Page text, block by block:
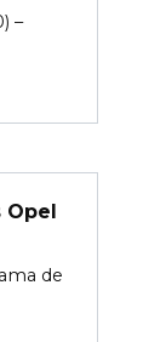
–
Opel
de